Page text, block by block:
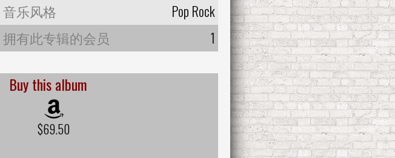
音乐风格
Pop Rock
拥有此专辑的会员
1
Buy this album
$69.50